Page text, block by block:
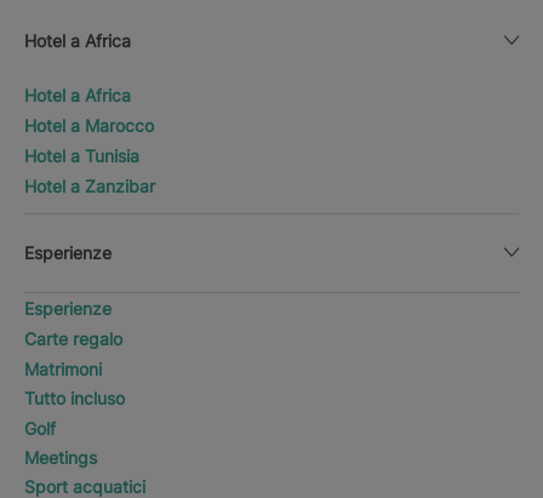
Hotel a Africa
Hotel a Africa
Hotel a Marocco
Hotel a Tunisia
Hotel a Zanzibar
Esperienze
Esperienze
Carte regalo
Matrimoni
Tutto incluso
Golf
Meetings
Sport acquatici